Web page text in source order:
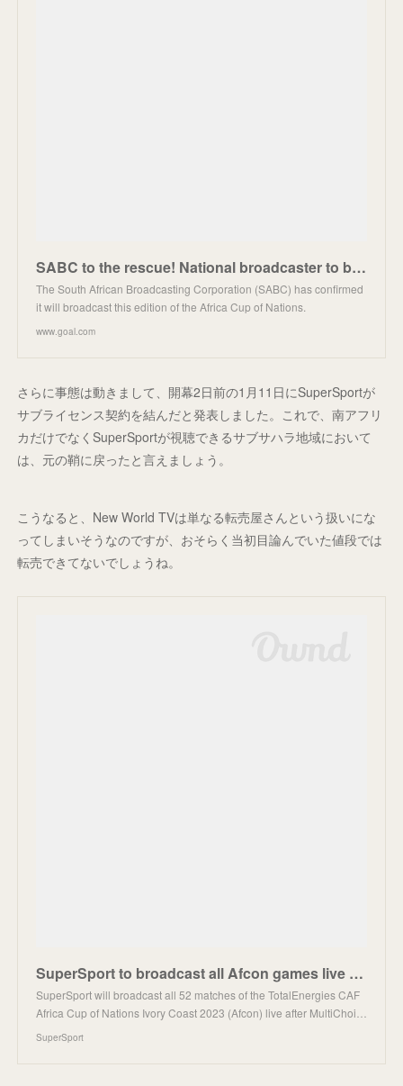
SABC to the rescue! National broadcaster to broadcast all 2023 Afcon matches after SuperSport TV pul
The South African Broadcasting Corporation (SABC) has confirmed
it will broadcast this edition of the Africa Cup of Nations.
www.goal.com
さらに事態は動きまして、開幕2日前の1月11日にSuperSportが
サブライセンス契約を結んだと発表しました。これで、南アフリ
カだけでなくSuperSportが視聴できるサブサハラ地域において
は、元の鞘に戻ったと言えましょう。
こうなると、New World TVは単なる転売屋さんという扱いにな
ってしまいそうなのですが、おそらく当初目論んでいた値段では
転売できてないでしょうね。
SuperSport to broadcast all Afcon games live after MultiChoice secures broadcast rights | SuperSport
SuperSport will broadcast all 52 matches of the TotalEnergies CAF
Africa Cup of Nations Ivory Coast 2023 (Afcon) live after MultiChoi…
SuperSport